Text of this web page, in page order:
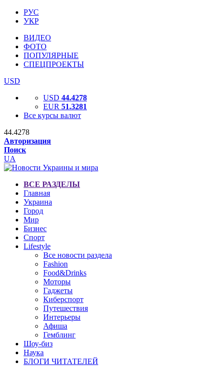
РУС
УКР
ВИДЕО
ФОТО
ПОПУЛЯРНЫЕ
СПЕЦПРОЕКТЫ
USD
USD 44.4278
EUR 51.3281
Все курсы валют
44.4278
Авторизация
Поиск
UA
ВСЕ РАЗДЕЛЫ
Главная
Украина
Город
Мир
Бизнес
Спорт
Lifestyle
Все новости раздела
Fashion
Food&Drinks
Моторы
Гаджеты
Киберспорт
Путешествия
Интерьеры
Афиша
Гемблинг
Шоу-биз
Наука
БЛОГИ ЧИТАТЕЛЕЙ